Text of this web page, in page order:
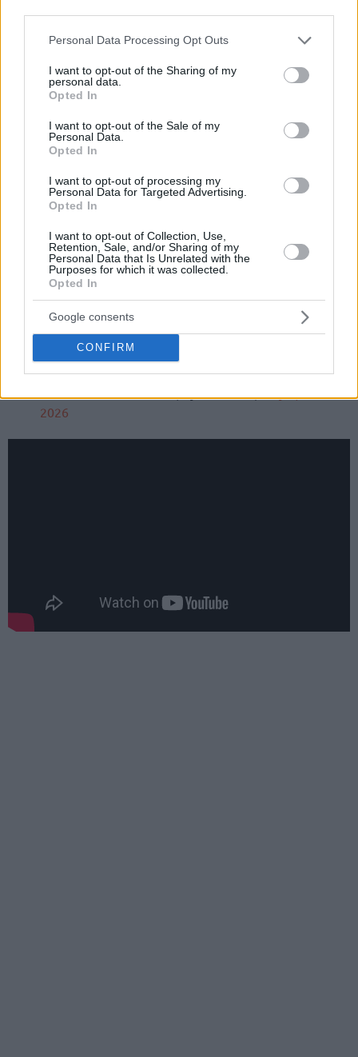
Please note that this website/app uses one or more Google
not limited to your visit or usage behaviour. You may click to
grant or deny consent to Google and its third-party tags to
use your data for below specified purposes in below Google
consent section.
Personal Data Processing Opt Outs
I want to opt-out of the Sharing of my
personal data.
Opted In
I want to opt-out of the Sale of my
Personal Data.
Opted In
I want to opt-out of processing my
Personal Data for Targeted Advertising.
Opted In
I want to opt-out of Collection, Use,
Retention, Sale, and/or Sharing of my
Personal Data that Is Unrelated with the
Purposes for which it was collected.
Opted In
Google consents
CONFIRM
2026